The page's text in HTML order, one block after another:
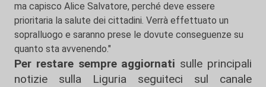
ma capisco Alice Salvatore, perché deve essere
prioritaria la salute dei cittadini. Verrà effettuato un
sopralluogo e saranno prese le dovute conseguenze su
quanto sta avvenendo."
Per restare sempre aggiornati sulle principali
notizie sulla Liguria seguiteci sul canale